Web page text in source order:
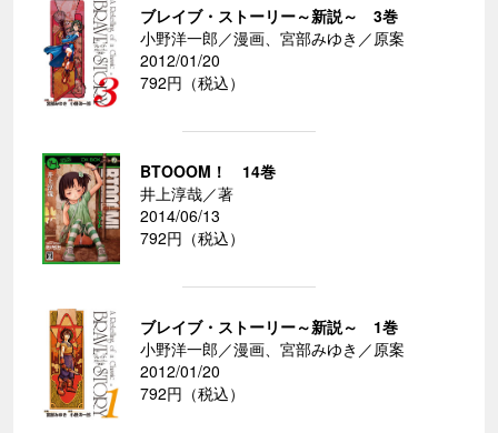
ブレイブ・ストーリー～新説～ 3巻
小野洋一郎／漫画、宮部みゆき／原案
2012/01/20
792円（税込）
BTOOOM！ 14巻
井上淳哉／著
2014/06/13
792円（税込）
ブレイブ・ストーリー～新説～ 1巻
小野洋一郎／漫画、宮部みゆき／原案
2012/01/20
792円（税込）